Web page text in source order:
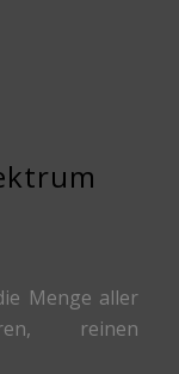
Menge aller
reinen